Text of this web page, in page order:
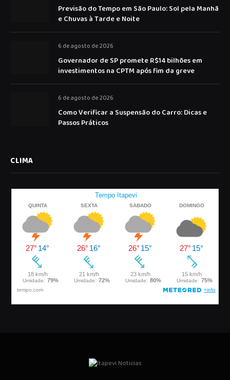
Previsão do Tempo em São Paulo: Sol pela Manhã
e Chuvas à Tarde e Noite
6 de agosto de 2026
Governador de SP promete R$14 bilhões em
investimentos na CPTM após fim da greve
6 de agosto de 2026
Como Verificar a Suspensão do Carro: Dicas e
Passos Práticos
CLIMA